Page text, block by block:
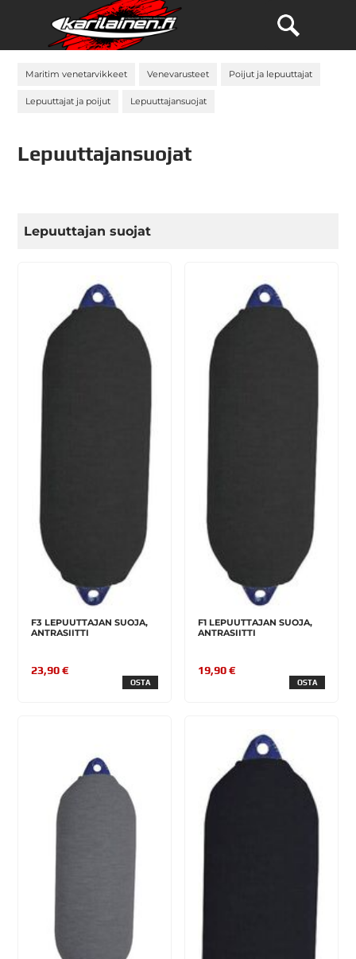
Maritim venetarvikkeet Venevarusteet Poijut ja lepuuttajat
Lepuuttajat ja poijut Lepuuttajansuojat
Lepuuttajansuojat
Lepuuttajan suojat
F3 LEPUUTTAJAN SUOJA,
ANTRASIITTI
23,90 €
OSTA
F1 LEPUUTTAJAN SUOJA,
ANTRASIITTI
19,90 €
OSTA